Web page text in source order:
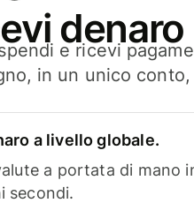
denaro
e ricevi
in un unico
a livello globale.
a portata di mano
secondi.